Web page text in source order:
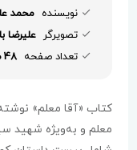
نویسنده محمد
تصویرگر علیرضا
تعداد صفحه 48 صفحه
کتاب «آقا معلم»
معلم و به‌ویژه شهید